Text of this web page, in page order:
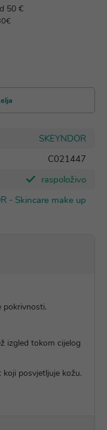
50 €
SKEYNDOR
C021447
raspoloživo
- Skincare make up
pokrivnosti.
izgled tokom cijelog
posvjetljuje kožu.